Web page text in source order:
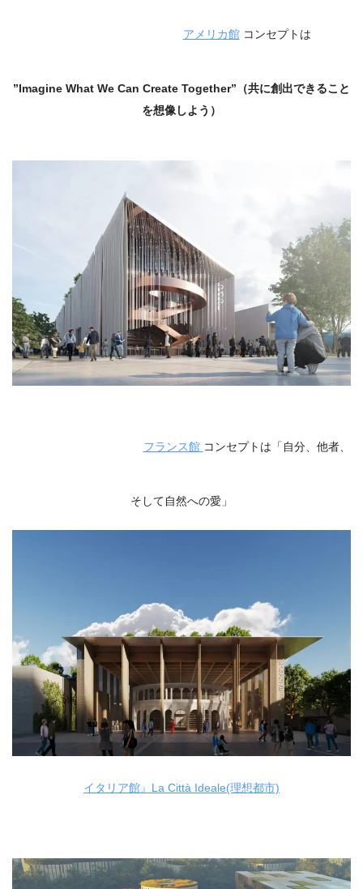
アメリカ館コンセプトは
”Imagine What We Can Create Together”（共に創出できること
を想像しよう）
フランス館 コンセプトは「自分、他者、
そして自然への愛」
イタリア館』La Città Ideale(理想都市)